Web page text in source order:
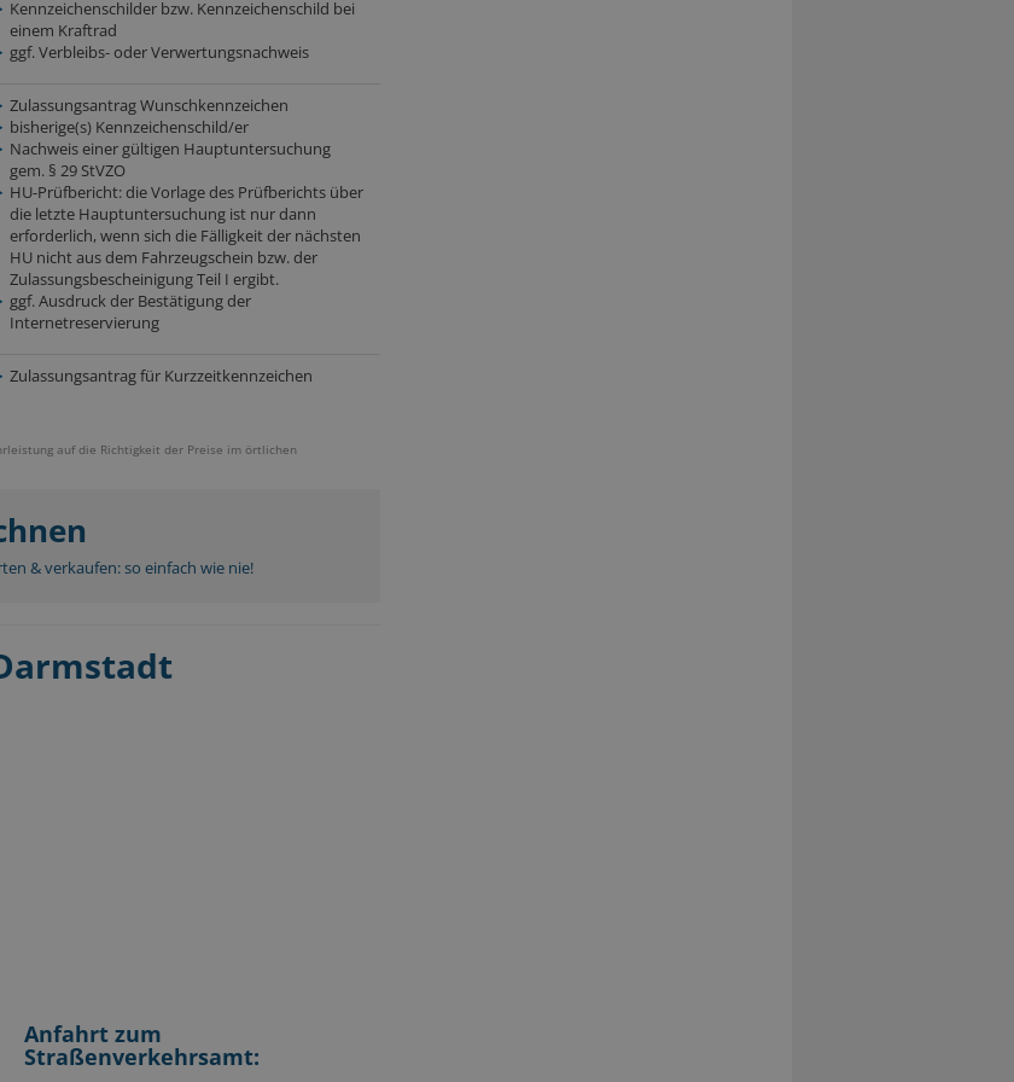
Kennzeichenschilder bzw. Kennzeichenschild bei
einem Kraftrad
ggf. Verbleibs- oder Verwertungsnachweis
Zulassungsantrag Wunschkennzeichen
bisherige(s) Kennzeichenschild/er
Nachweis einer gültigen Hauptuntersuchung
gem. § 29 StVZO
HU-Prüfbericht: die Vorlage des Prüfberichts über
die letzte Hauptuntersuchung ist nur dann
erforderlich, wenn sich die Fälligkeit der nächsten
HU nicht aus dem Fahrzeugschein bzw. der
Zulassungsbescheinigung Teil I ergibt.
ggf. Ausdruck der Bestätigung der
Internetreservierung
Zulassungsantrag für Kurzzeitkennzeichen
auf die Richtigkeit der Preise im örtlichen
& verkaufen: so einfach wie nie!
Anfahrt zum
Straßenverkehrsamt: